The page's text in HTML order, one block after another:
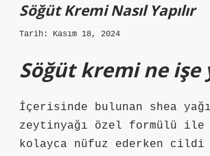
Söğüt Kremi Nasıl Yapılır
Tarih: Kasım 18, 2024
Söğüt kremi ne işe
İçerisinde bulunan shea
zeytinyağı özel formülü
kolayca nüfuz ederken cildi